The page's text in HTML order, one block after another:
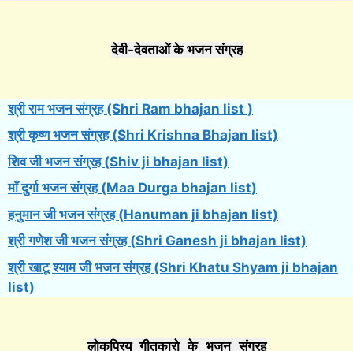
देवी-देवताओं के भजन संग्रह
श्री राम भजन संग्रह (Shri Ram bhajan list )
श्री कृष्ण भजन संग्रह (Shri Krishna Bhajan list)
शिव जी भजन संग्रह (Shiv ji bhajan list)
माँ दुर्गा भजन संग्रह (Maa Durga bhajan list)
हनुमान जी भजन संग्रह (Hanuman ji bhajan list)
श्री गणेश जी भजन संग्रह (Shri Ganesh ji bhajan list)
श्री खाटू श्याम जी भजन संग्रह (Shri Khatu Shyam ji bhajan
list)
लोकप्रिय गीतकारो के भजन संग्रह